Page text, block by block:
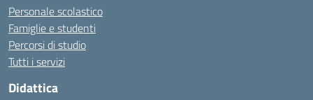
Personale scolastico
Famiglie e studenti
Percorsi di studio
Tutti i servizi
Didattica